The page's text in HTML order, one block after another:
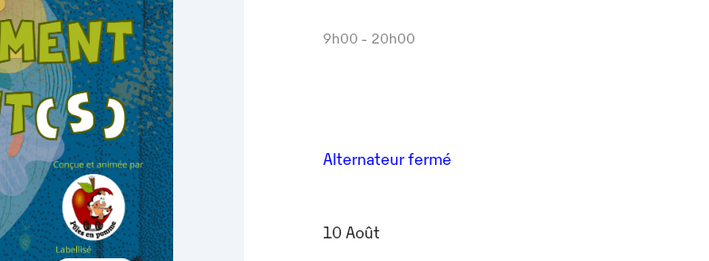
9h00 - 20h00
Alternateur fermé
10 Août